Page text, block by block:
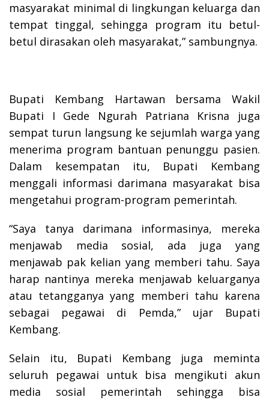
masyarakat minimal di lingkungan keluarga dan
tempat tinggal, sehingga program itu betul-
betul dirasakan oleh masyarakat,” sambungnya.
Bupati Kembang Hartawan bersama Wakil
Bupati I Gede Ngurah Patriana Krisna juga
sempat turun langsung ke sejumlah warga yang
menerima program bantuan penunggu pasien.
Dalam kesempatan itu, Bupati Kembang
menggali informasi darimana masyarakat bisa
mengetahui program-program pemerintah.
“Saya tanya darimana informasinya, mereka
menjawab media sosial, ada juga yang
menjawab pak kelian yang memberi tahu. Saya
harap nantinya mereka menjawab keluarganya
atau tetangganya yang memberi tahu karena
sebagai pegawai di Pemda,” ujar Bupati
Kembang.
Selain itu, Bupati Kembang juga meminta
seluruh pegawai untuk bisa mengikuti akun
media sosial pemerintah sehingga bisa